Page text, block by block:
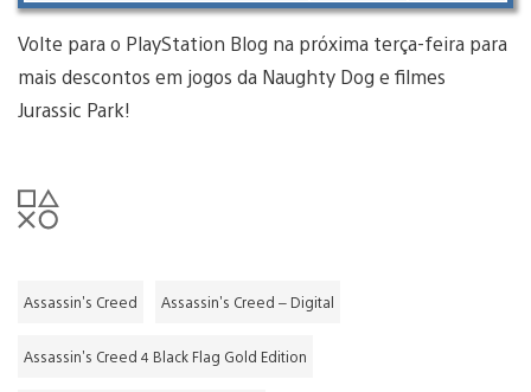
Volte para o PlayStation Blog na próxima terça-feira para
mais descontos em jogos da Naughty Dog e filmes
Jurassic Park!
Assassin's Creed Assassin's Creed – Digital
Assassin's Creed 4 Black Flag Gold Edition